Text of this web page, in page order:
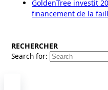
GoldenTree investit
financement de la
RECHERCHER
Search for: